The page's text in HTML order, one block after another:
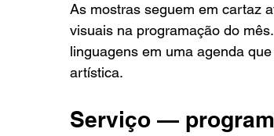
As mostras seguem em cartaz
visuais na programação do
linguagens em uma agenda
artística.
Serviço —